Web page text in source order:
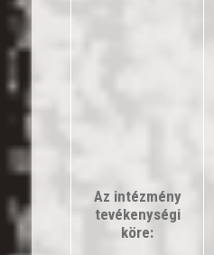
Az intézmény
tevékenységi
köre: